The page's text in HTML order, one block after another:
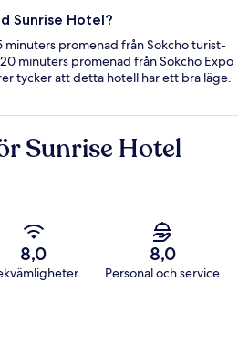
Sunrise Hotel?
minuters promenad från Sokcho turist-
minuters promenad från Sokcho Expo
tycker att detta hotell har ett bra läge.
Sunrise Hotel
8,0 8,0
Personal och service